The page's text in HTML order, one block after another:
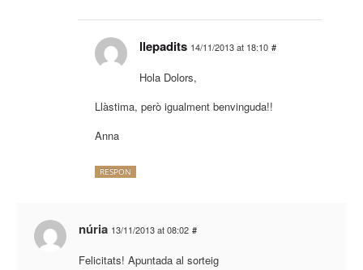
llepadits 14/11/2013 at 18:10 #
Hola Dolors,
Llàstima, però igualment benvinguda!!
Anna
RESPON
núria 13/11/2013 at 08:02 #
Felicitats! Apuntada al sorteig